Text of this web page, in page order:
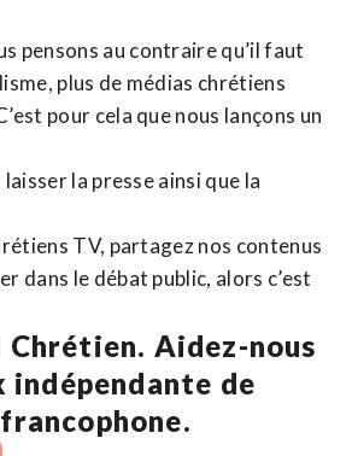
pensons au contraire qu’il faut
plus de médias chrétiens
pour cela que nous lançons un
la presse ainsi que la
TV, partagez nos contenus
dans le débat public, alors c’est
Aidez-nous
de